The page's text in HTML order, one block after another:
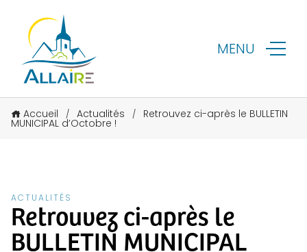
MENU
Accueil / Actualités / Retrouvez ci-après le BULLETIN
MUNICIPAL d’Octobre !
ACTUALITÉS
Retrouvez ci-après le
BULLETIN MUNICIPAL